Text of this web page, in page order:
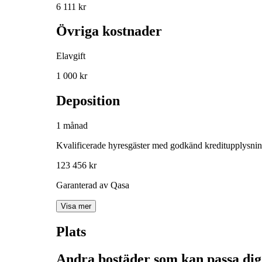
6 111 kr
Övriga kostnader
Elavgift
1 000 kr
Deposition
1 månad
Kvalificerade hyresgäster med godkänd
123 456 kr
Garanterad av Qasa
Visa mer
Plats